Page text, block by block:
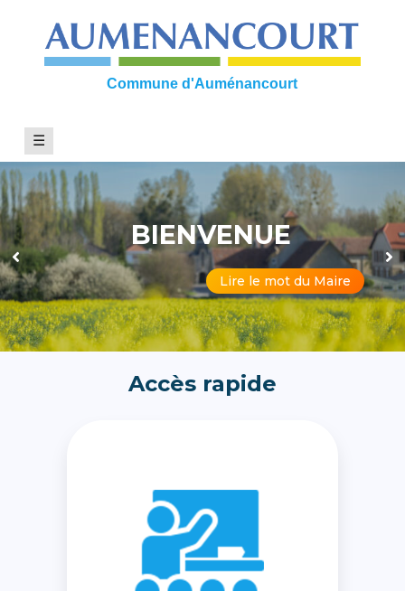
content
Commune d'Auménancourt
☰
BIENVENUE
Lire le mot du Maire
Accès rapide